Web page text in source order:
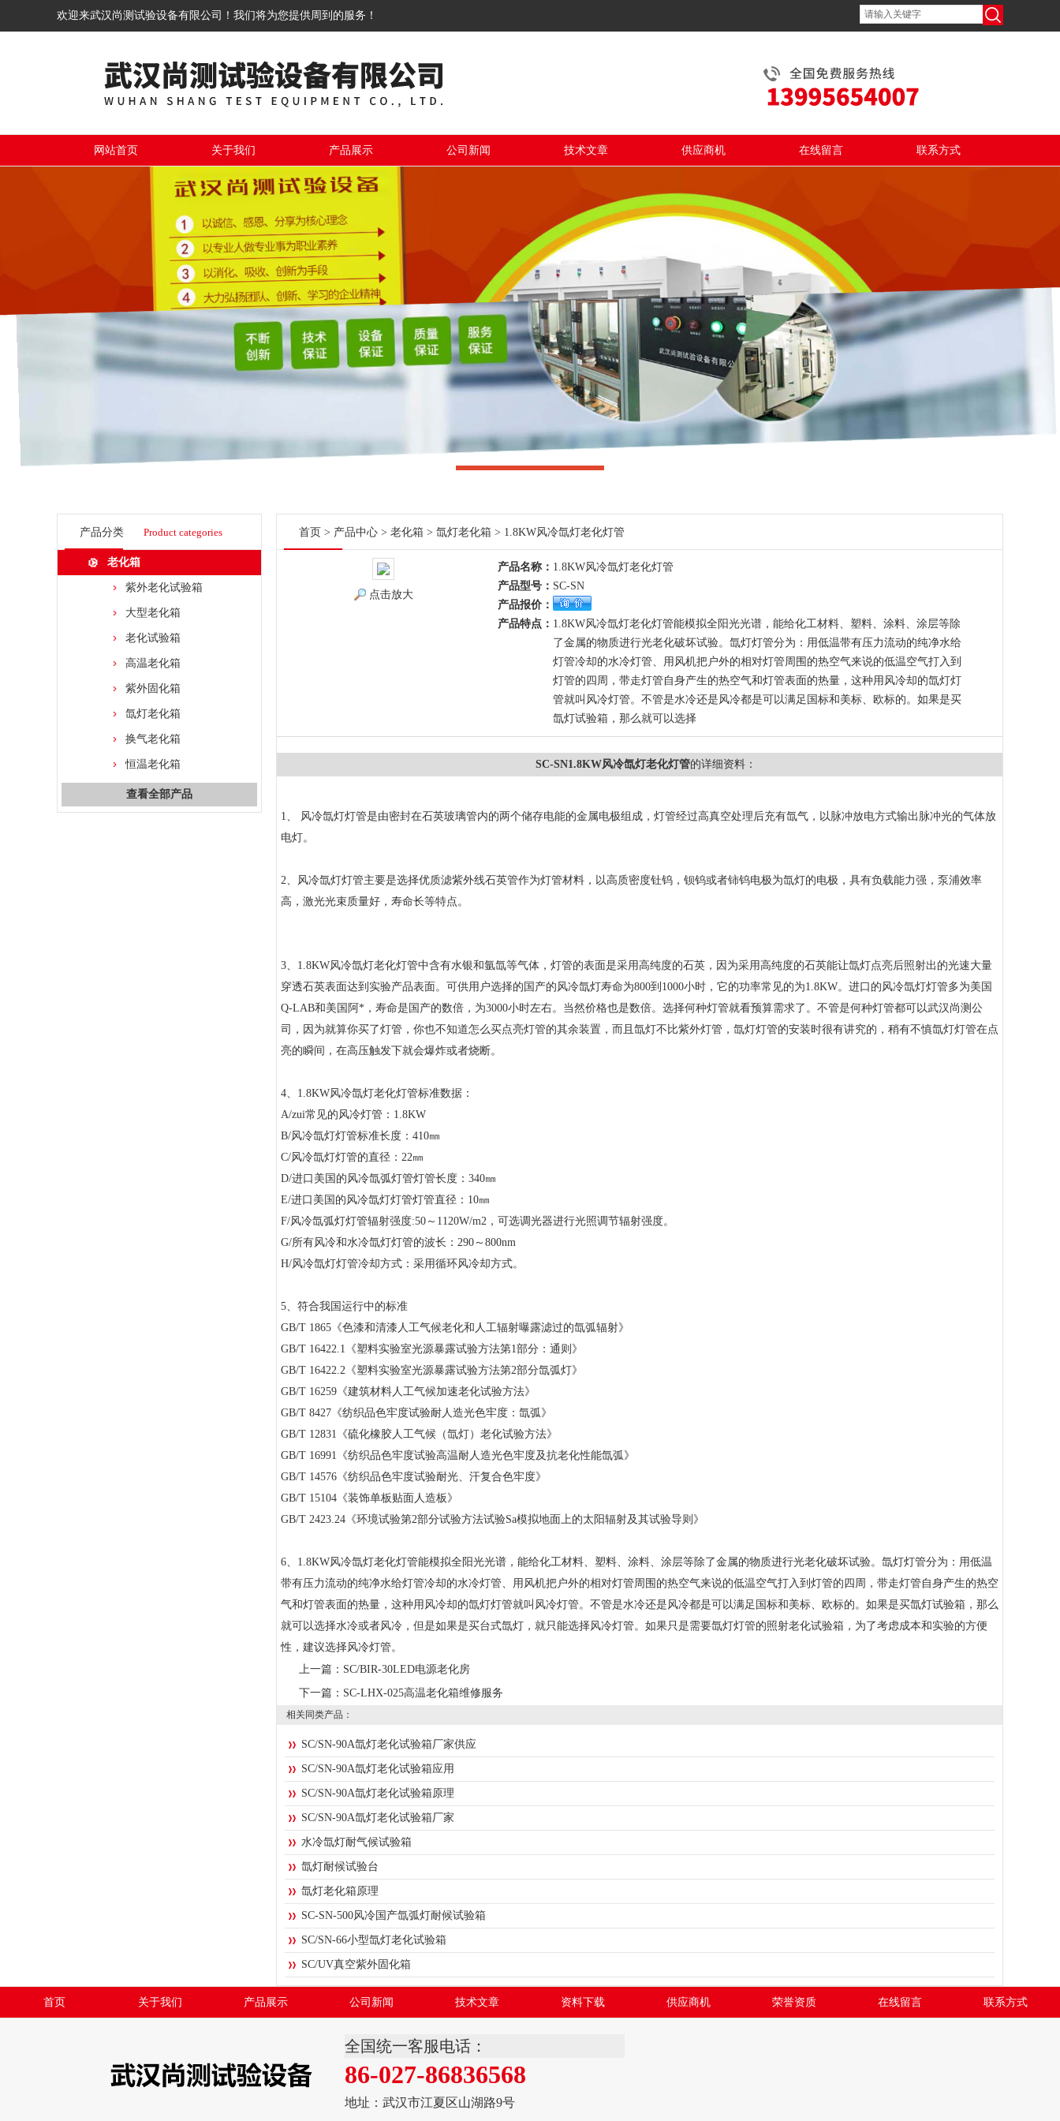
欢迎来武汉尚测试验设备有限公司！我们将为您提供周到的服务！
网站首页 关于我们 产品展示 公司新闻 技术文章 供应商机 在线留言 联系方式
产品分类 Product categories
老化箱
紫外老化试验箱
大型老化箱
老化试验箱
高温老化箱
紫外固化箱
氙灯老化箱
换气老化箱
恒温老化箱
查看全部产品
首页 > 产品中心 > 老化箱 > 氙灯老化箱 > 1.8KW风冷氙灯老化灯管
点击放大
产品名称： 1.8KW风冷氙灯老化灯管
产品型号： SC-SN
产品报价：
产品特点： 1.8KW风冷氙灯老化灯管能模拟全阳光光谱，能给化工材料、塑料、涂料、涂层等除
了金属的物质进行光老化破坏试验。氙灯灯管分为：用低温带有压力流动的纯净水给
灯管冷却的水冷灯管、用风机把户外的相对灯管周围的热空气来说的低温空气打入到
灯管的四周，带走灯管自身产生的热空气和灯管表面的热量，这种用风冷却的氙灯灯
管就叫风冷灯管。不管是水冷还是风冷都是可以满足国标和美标、欧标的。如果是买
氙灯试验箱，那么就可以选择
SC-SN1.8KW风冷氙灯老化灯管的详细资料：
1、
风冷氙灯灯管是由密封在石英玻璃管内的两个储存电能的金属电极组成，灯管经过高真空处理后充有氙气，以脉冲放电方式输出脉冲光的气体放
电灯。
2、风冷氙灯灯管主要是选择优质滤紫外线石英管作为灯管材料，以高质密度钍钨，钡钨或者铈钨电极为氙灯的电极，具有负载能力强，泵浦效率
高，激光光束质量好，寿命长等特点。
3、 1.8KW风冷氙灯老化灯管中含有水银和氩氙等气体，灯管的表面是采用高纯度的石英，因为采用高纯度的石英能让氙灯点亮后照射出的光速大量
穿透石英表面达到实验产品表面。可供用户选择的国产的风冷氙灯寿命为800到 1000小时，它的功率常见的为1.8KW。进口的风冷氙灯灯管多为美国
Q-LAB和美国阿*，寿命是国产的数倍，为3000小时左右。当然价格也是数倍。选择何种灯管就看预算需求了。不管是何种灯管都可以武汉尚测公
司，因为就算你买了灯管，你也不知道怎么买点亮灯管的其余装置，而且氙灯不比紫外灯管，氙灯灯管的安装时很有讲究的，稍有不慎氙灯灯管在点
亮的瞬间，在高压触发下就会爆炸或者烧断。
4、 1.8KW风冷氙灯老化灯管标准数据：
A/zui常见的风冷灯管： 1.8KW
B/风冷氙灯灯管标准长度： 410㎜
C/风冷氙灯灯管的直径： 22㎜
D/进口美国的风冷氙弧灯管灯管长度： 340㎜
E/进口美国的风冷氙灯灯管灯管直径： 10㎜
F/风冷氙弧灯灯管辐射强度:50 ～ 1120W/m2 ，可选调光器进行光照调节辐射强度。
G/所有风冷和水冷氙灯灯管的波长： 290 ～ 800nm
H/风冷氙灯灯管冷却方式：采用循环风冷却方式。
5、符合我国运行中的标准
GB/T 1865 《色漆和清漆人工气候老化和人工辐射曝露滤过的氙弧辐射》
GB/T 16422.1 《塑料实验室光源暴露试验方法第1部分：通则》
GB/T 16422.2 《塑料实验室光源暴露试验方法第2部分氙弧灯》
GB/T 16259 《建筑材料人工气候加速老化试验方法》
GB/T 8427 《纺织品色牢度试验耐人造光色牢度：氙弧》
GB/T 12831 《硫化橡胶人工气候（氙灯）老化试验方法》
GB/T 16991 《纺织品色牢度试验高温耐人造光色牢度及抗老化性能氙弧》
GB/T 14576 《纺织品色牢度试验耐光、汗复合色牢度》
GB/T 15104 《装饰单板贴面人造板》
GB/T 2423.24 《环境试验第2部分试验方法试验Sa模拟地面上的太阳辐射及其试验导则》
6、 1.8KW风冷氙灯老化灯管能模拟全阳光光谱，能给化工材料、塑料、涂料、涂层等除了金属的物质进行光老化破坏试验。氙灯灯管分为：用低温
带有压力流动的纯净水给灯管冷却的水冷灯管、用风机把户外的相对灯管周围的热空气来说的低温空气打入到灯管的四周，带走灯管自身产生的热空
气和灯管表面的热量，这种用风冷却的氙灯灯管就叫风冷灯管。不管是水冷还是风冷都是可以满足国标和美标、欧标的。如果是买氙灯试验箱，那么
就可以选择水冷或者风冷，但是如果是买台式氙灯，就只能选择风冷灯管。如果只是需要氙灯灯管的照射老化试验箱，为了考虑成本和实验的方便
性，建议选择风冷灯管。
上一篇： SC/BIR-30LED电源老化房
下一篇： SC-LHX-025高温老化箱维修服务
相关同类产品：
SC/SN-90A氙灯老化试验箱厂家供应
SC/SN-90A氙灯老化试验箱应用
SC/SN-90A氙灯老化试验箱原理
SC/SN-90A氙灯老化试验箱厂家
水冷氙灯耐气候试验箱
氙灯耐候试验台
氙灯老化箱原理
SC-SN-500风冷国产氙弧灯耐候试验箱
SC/SN-66小型氙灯老化试验箱
SC/UV真空紫外固化箱
首页 关于我们 产品展示 公司新闻 技术文章 资料下载 供应商机 荣誉资质 在线留言 联系方式
全国统一客服电话：
86-027-86836568
地址：武汉市江夏区山湖路9号